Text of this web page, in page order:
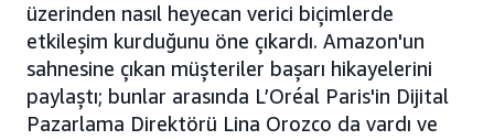
üzerinden nasıl heyecan verici biçimlerde
etkileşim kurduğunu öne çıkardı. Amazon'un
sahnesine çıkan müşteriler başarı hikayelerini
paylaştı; bunlar arasında L’Oréal Paris'in Dijital
Pazarlama Direktörü Lina Orozco da vardı ve